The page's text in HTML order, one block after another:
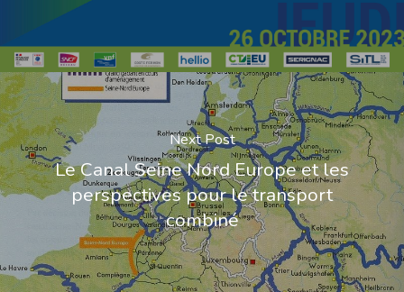
Next Post
Le Canal Seine Nord Europe et les
perspectives pour le transport
combiné